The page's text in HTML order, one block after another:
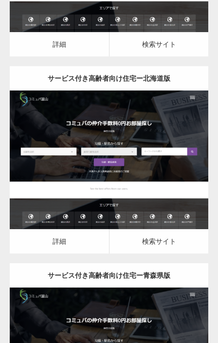
詳細 検索サイト
サービス付き高齢者向け住宅ー北海道版
更新日： 2023.03.09
サービス付き高齢者向け住宅
詳細 検索サイト
詳細 検索サイト
サービス付き高齢者向け住宅ー青森県版
更新日： 2023.03.09